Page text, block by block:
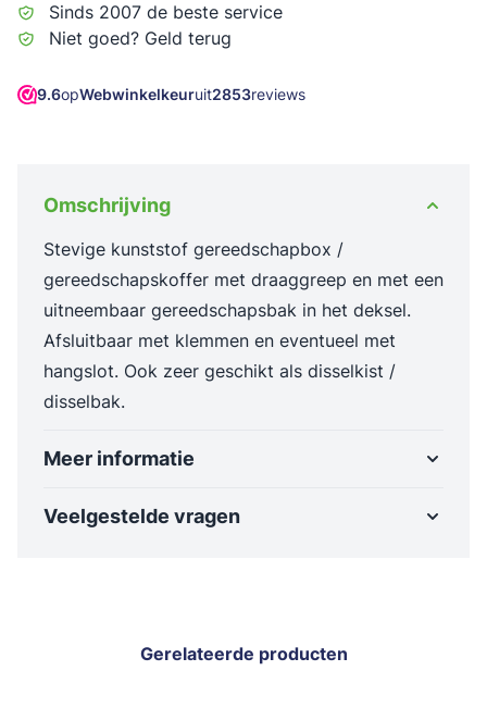
Sinds 2007 de beste service
Niet goed? Geld terug
9.6opWebwinkelkeuruit2853reviews
Omschrijving
Stevige kunststof gereedschapbox /
gereedschapskoffer met draaggreep en met een
uitneembaar gereedschapsbak in het deksel.
Afsluitbaar met klemmen en eventueel met
hangslot. Ook zeer geschikt als disselkist /
disselbak.
Meer informatie
Veelgestelde vragen
Gerelateerde producten